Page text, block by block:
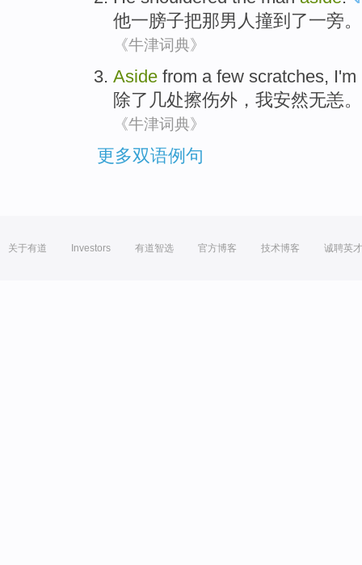
他一膀子把那男人撞到了一旁。
《牛津词典》
Aside from a few scratches, I'm
除了 几处擦伤外， 我安然无恙。
《牛津词典》
更多双语例句
关于有道 Investors 有道智选 官方博客 技术博客 诚聘英才